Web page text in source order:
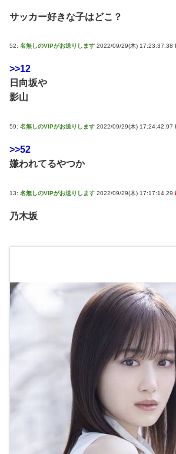
サッカー好きな子はどこ？
52: 名無しのVIPがお送りします 2022/09/29(木) 17:23:37.38
>>12
日向坂や
影山
59: 名無しのVIPがお送りします 2022/09/29(木) 17:24:42.97
>>52
嫌われてるやつか
13: 名無しのVIPがお送りします 2022/09/29(木) 17:17:14.29
乃木坂